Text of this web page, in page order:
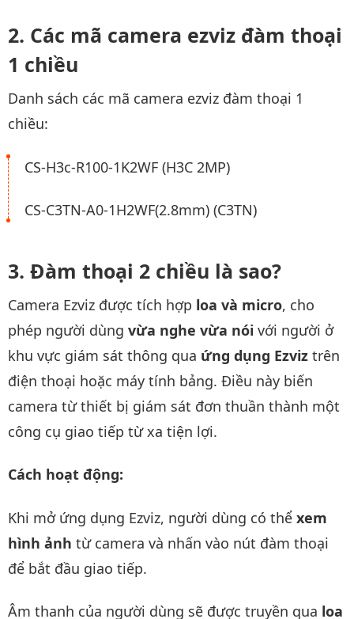
Các mã camera ezviz đàm thoại
1 chiều
Danh sách các mã camera ezviz đàm thoại 1
chiều:
CS-H3c-R100-1K2WF (H3C 2MP)
CS-C3TN-A0-1H2WF(2.8mm) (C3TN)
Đàm thoại 2 chiều là sao?
Camera Ezviz được tích hợp loa và micro, cho
phép người dùng vừa nghe vừa nói với người ở
khu vực giám sát thông qua ứng dụng Ezviz trên
điện thoại hoặc máy tính bảng. Điều này biến
camera từ thiết bị giám sát đơn thuần thành một
công cụ giao tiếp từ xa tiện lợi.
Cách hoạt động:
Khi mở ứng dụng Ezviz, người dùng có thể xem
hình ảnh từ camera và nhấn vào nút đàm thoại
để bắt đầu giao tiếp.
Âm thanh của người dùng sẽ được truyền qua loa